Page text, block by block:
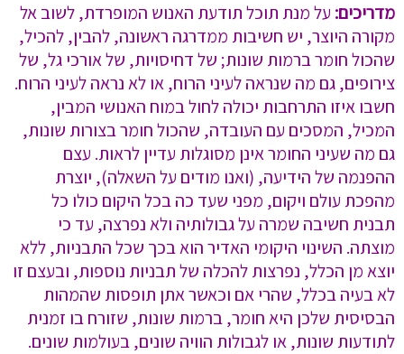
מדריכים: על מנת תוכל תודעת האנוש המופרדת, לשוב אל
מקורה היוצר, יש חשיבות ממדרגה ראשונה, להבין, להכיל,
שהכול חומר ברמות שונות; של דחיסויות, של אורכי גל, של
צירופים, גם מה שנראה לעיני הרוח, או לא נראה לעיני הרוח.
חשבו איזו התרחבות יכולה לחול במוח האנושי המבין,
המכיל, המסכים עם העובדה, שהכול חומר בצורות שונות,
גם מה שעיני החומר אינן מסוגלות עדיין לראות. עצם
ההפנמה של הידיעה, (ואנו מודים על השאלה), יוצרת
מהפכת עולם ויקום, מפני שעד כה בכל היקום כולו כל
תבנית חשיבה שמרה על גבולותיה ולא נפרצה, עד כי
מוצתה. השינוי היקומי האדיר הוא בכך שכל התבניות, ללא
יוצא מן הכלל, נפרצות להכלה של תבניות נוספות, ובעצם זו
לא בעיה בכלל, שהרי אם וכאשר אתן תופסות שהמהות
הבסיסית שלכן היא חומר, ברמות שונות, שזורח בו זמנית
לתודעות שונות, או לגבולות הוויה שונים, בעולמות שונים.